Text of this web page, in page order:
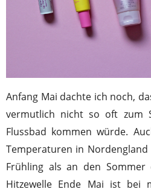
Anfang Mai dachte ich noch,
vermutlich nicht so oft zum
Flussbad kommen würde.
Temperaturen in
Frühling als an den
Hitzewelle Ende Mai ist bei